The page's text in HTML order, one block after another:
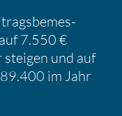
7.550 €
und auf
im Jahr